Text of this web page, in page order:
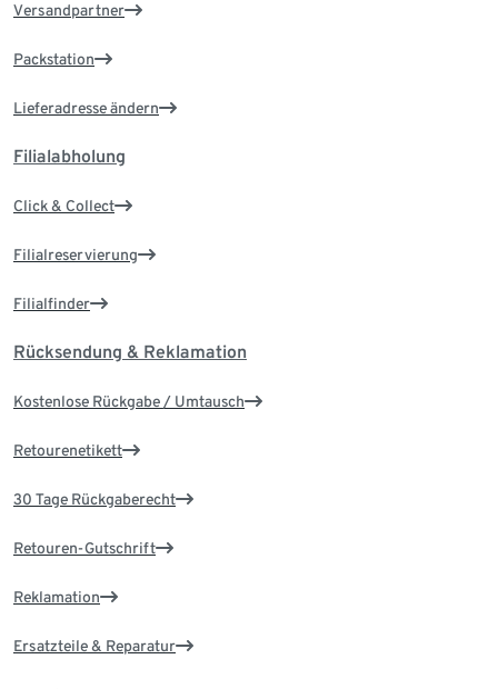
Versandpartner
Packstation
Lieferadresse ändern
Filialabholung
Click & Collect
Filialreservierung
Filialfinder
Rücksendung & Reklamation
Kostenlose Rückgabe / Umtausch
Retourenetikett
30 Tage Rückgaberecht
Retouren-Gutschrift
Reklamation
Ersatzteile & Reparatur